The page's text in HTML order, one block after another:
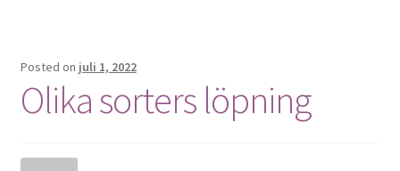
Posted on juli 1, 2022
Olika sorters löpning